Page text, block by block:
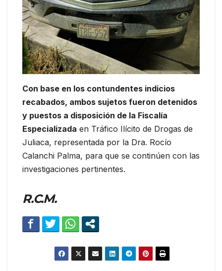
Con base en los contundentes indicios
recabados, ambos sujetos fueron detenidos
y puestos a disposición de la Fiscalía
Especializada en Tráfico Ilícito de Drogas de
Juliaca, representada por la Dra. Rocío
Calanchi Palma, para que se continúen con las
investigaciones pertinentes.
R.C.M.